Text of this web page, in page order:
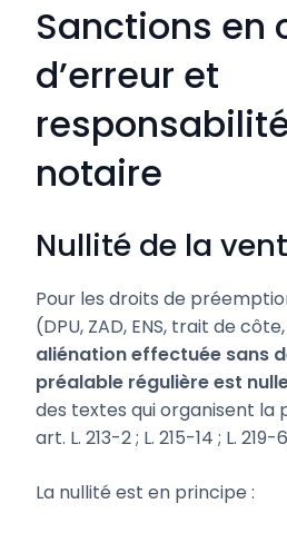
Sanctions en
d’erreur et
notaire
Nullité de la
Pour les droits de
(DPU, ZAD, ENS, trait de
aliénation effectuée sans
préalable régulière est
des textes qui organisent la
art. L. 213-2 ; L. 215-14 ; L.
La nullité est en principe :